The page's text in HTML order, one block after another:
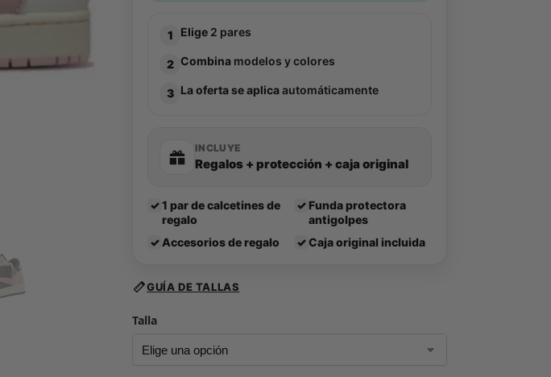
1 Elige 2 pares
2 Combina modelos y colores
3 La oferta se aplicaautomáticamente
INCLUYE
Regalos + protección + caja original
✓1 par de calcetines de
regalo
✓ Funda protectora
antigolpes
✓ Accesorios de regalo ✓ Caja original incluida
GUÍA DE TALLAS
Talla